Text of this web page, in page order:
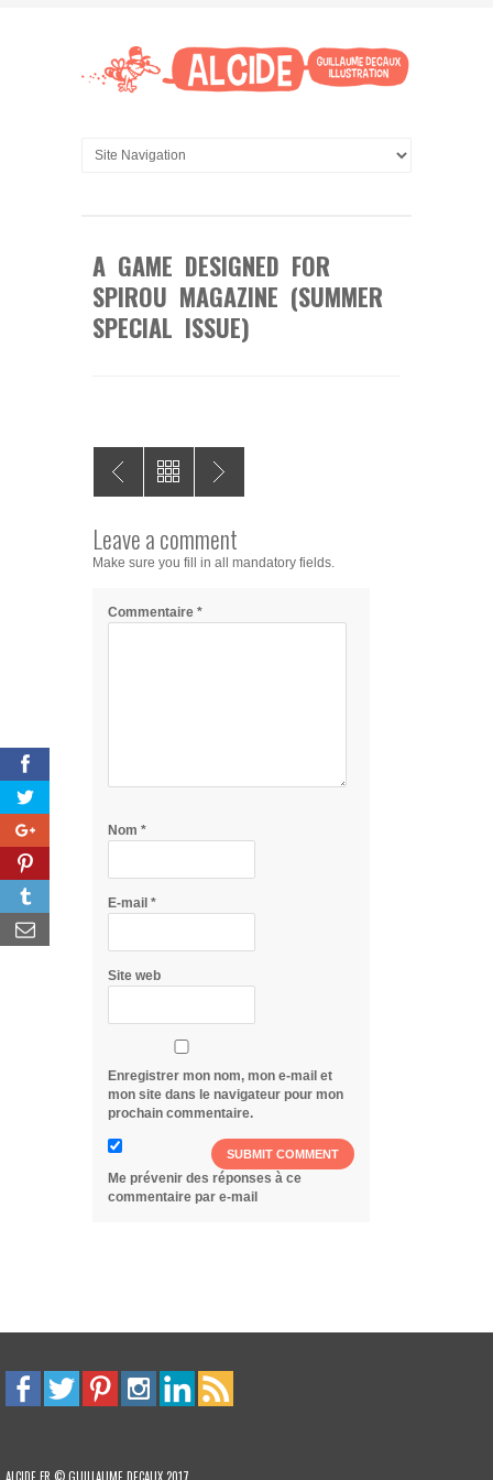
A GAME DESIGNED FOR
SPIROU MAGAZINE (SUMMER
SPECIAL ISSUE)
Leave a comment
Make sure you fill in all mandatory fields.
Commentaire *
Nom *
E-mail *
Site web
Enregistrer mon nom, mon e-mail et
mon site dans le navigateur pour mon
prochain commentaire.
Me prévenir des réponses à ce
commentaire par e-mail